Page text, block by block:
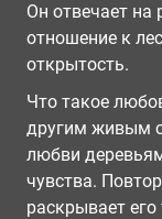
Он отвечает на
отношение к
открытость.
Что такое
другим живым
любви
чувства.
раскрывает